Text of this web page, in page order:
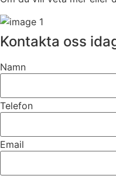
Kontakta oss
Namn
Telefon
Email